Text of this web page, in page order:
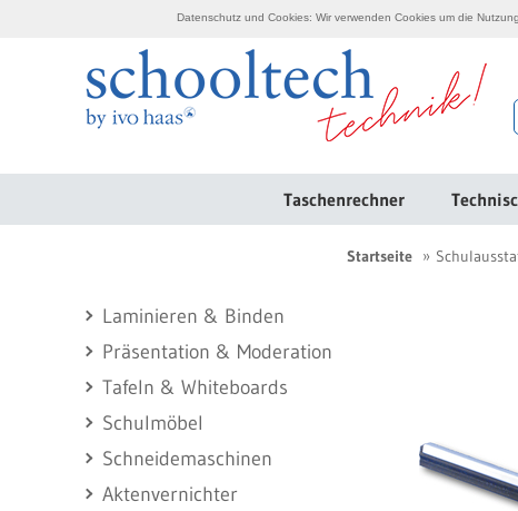
Taschenrechner
Laminieren & Binden
Präsentation & Moderation
Tafeln & Whiteboards
Schulmöbel
Schneidemaschinen
Aktenvernichter
Startseite
Datenschutz und Cookies: Wir verwenden Cookies um die